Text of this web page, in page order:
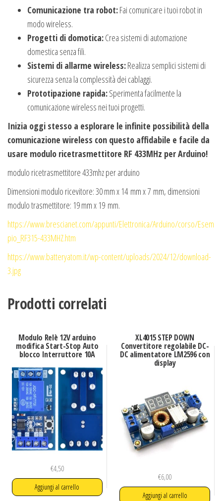
Comunicazione tra robot:Fai comunicare i tuoi robot in
modo wireless.
Progetti di domotica:Crea sistemi di automazione
domestica senza fili.
Sistemi di allarme wireless:Realizza semplici sistemi di
sicurezza senza la complessità dei cablaggi.
Prototipazione rapida:Sperimenta facilmente la
comunicazione wireless nei tuoi progetti.
Inizia oggi stesso a esplorare le infinite possibilità della
comunicazione wireless con questo affidabile e facile da
usare modulo ricetrasmettitore RF 433MHz per Arduino!
modulo ricetrasmettitore 433mhz per arduino
Dimensioni modulo ricevitore: 30 mm x 14 mm x 7 mm, dimensioni
modulo trasmettitore: 19 mm x 19 mm.
https://www.brescianet.com/appunti/Elettronica/Arduino/corso/Esem
pio_RF315-433MHZ.htm
https://www.batteryatom.it/wp-content/uploads/2024/12/download-
3.jpg
Prodotti correlati
Modulo Relè 12V arduino
modifica Start-Stop Auto
blocco Interruttore 10A
€4,50
Aggiungi al carrello
XL4015 STEP DOWN
Convertitore regolabile DC-
DC alimentatore LM2596 con
display
€6,00
Aggiungi al carrello